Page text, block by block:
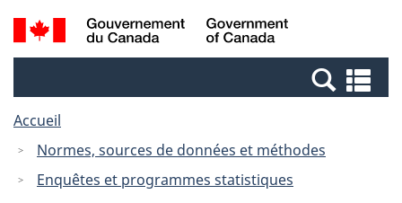
Passer
au
Passer
à
Canada
Recherche
et
et
Accueil
Normes, sources de données et méthodes
Enquêtes et programmes statistiques